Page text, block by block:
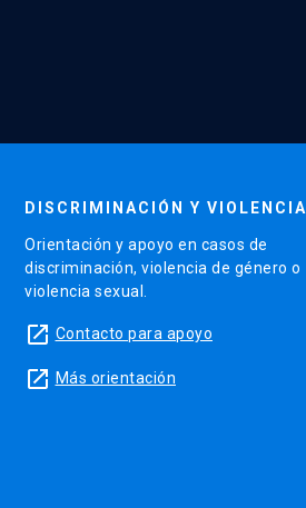
DISCRIMINACIÓN Y VIOLENCIA
Orientación y apoyo en casos de
discriminación, violencia de género o
violencia sexual.
launch Contacto para apoyo
launch Más orientación